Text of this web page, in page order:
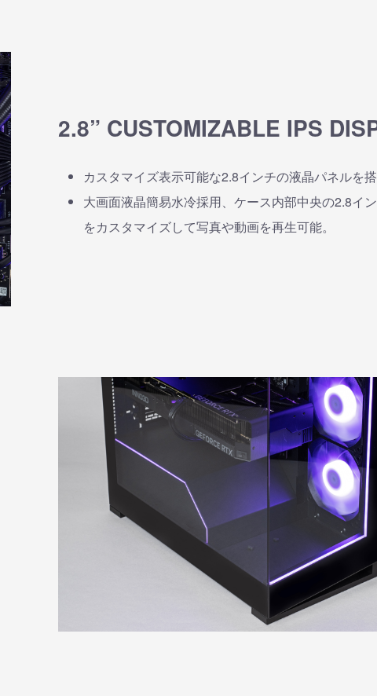
2.8” CUSTOMIZABLE IPS
カスタマイズ表示可能な2.8インチの液晶パネルを
大画面液晶簡易水冷採用、ケース内部中央の2.8イ
をカスタマイズして写真や動画を再生可能。